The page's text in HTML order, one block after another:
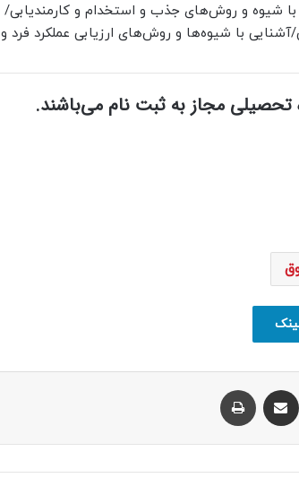
با شیوه و روش‌های جذب و استخدام و کارمندیابی/
با شیوه‌ها و روش‌های ارزیابی عملکرد فرد و
تحصیلی مجاز به ثبت نام می‌باشند.
اسکایپ اشتراک با ایمیل